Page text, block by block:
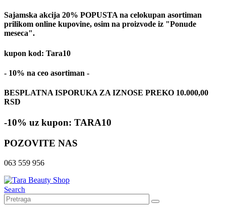
Sajamska akcija 20% POPUSTA na celokupan asortiman
prilikom online kupovine, osim na proizvode iz "Ponude
meseca".
kupon kod: Tara10
- 10% na ceo asortiman -
BESPLATNA ISPORUKA ZA IZNOSE PREKO 10.000,00
RSD
-10% uz kupon: TARA10
POZOVITE NAS
063 559 956
Search